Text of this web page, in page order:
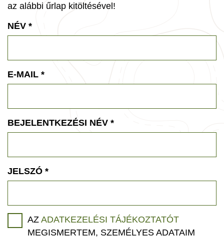
az alábbi űrlap kitöltésével!
NÉV *
E-MAIL *
BEJELENTKEZÉSI NÉV *
JELSZÓ *
AZ ADATKEZELÉSI TÁJÉKOZTATÓT
MEGISMERTEM, SZEMÉLYES ADATAIM